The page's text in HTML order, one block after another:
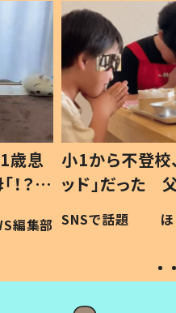
歳息
？」
編集部
小1から不登校
ッド」だった
作り続ける理
#令和の子
SNSで話題